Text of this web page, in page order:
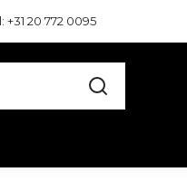
20 772 0095